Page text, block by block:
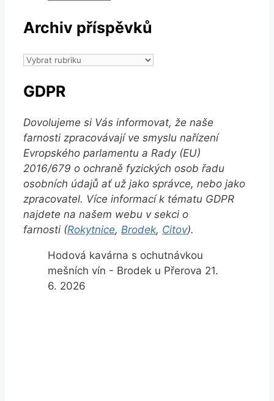
Archiv příspěvků
Archiv
GDPR
Dovolujeme si Vás informovat, že naše
farnosti zpracovávají ve smyslu nařízení
Evropského parlamentu a Rady (EU)
2016/679 o ochraně fyzických osob řadu
osobních údajů ať už jako správce, nebo jako
zpracovatel. Více informací k tématu GDPR
najdete na našem webu v sekci o
farnosti (Rokytnice, Brodek, Citov).
Hodová kavárna s ochutnávkou
mešních vín - Brodek u Přerova 21.
6. 2026